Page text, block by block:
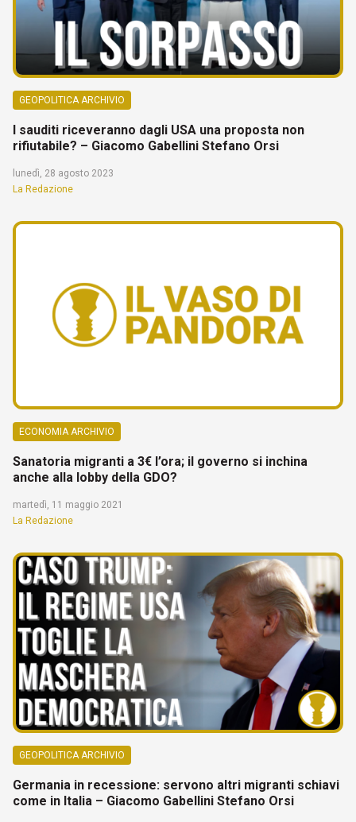
GEOPOLITICA ARCHIVIO
I sauditi riceveranno dagli USA una proposta non
rifiutabile? – Giacomo Gabellini Stefano Orsi
lunedì, 28 agosto 2023
La Redazione
ECONOMIA ARCHIVIO
Sanatoria migranti a 3€ l’ora; il governo si inchina
anche alla lobby della GDO?
martedì, 11 maggio 2021
La Redazione
GEOPOLITICA ARCHIVIO
Germania in recessione: servono altri migranti schiavi
come in Italia – Giacomo Gabellini Stefano Orsi